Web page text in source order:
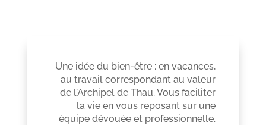
Une idée du bien-être : en vacances,
au travail correspondant au valeur
de l’Archipel de Thau. Vous faciliter
la vie en vous reposant sur une
équipe dévouée et professionnelle.